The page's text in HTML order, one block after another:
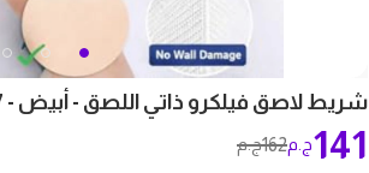
شريط لاصق فيلكرو ذاتي اللصق - أبيض - 27 ملم * 2 متر
162ج.م 141ج.م